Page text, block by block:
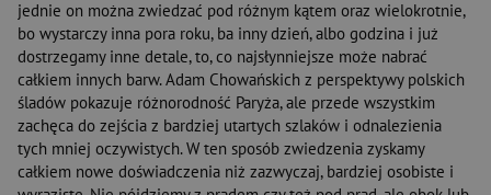
jednie on można zwiedzać pod różnym kątem oraz wielokrotnie,
bo wystarczy inna pora roku, ba inny dzień, albo godzina i już
dostrzegamy inne detale, to, co najsłynniejsze może nabrać
całkiem innych barw. Adam Chowańskich z perspektywy polskich
śladów pokazuje różnorodność Paryża, ale przede wszystkim
zachęca do zejścia z bardziej utartych szlaków i odnalezienia
tych mniej oczywistych. W ten sposób zwiedzenia zyskamy
całkiem nowe doświadczenia niż zazwyczaj, bardziej osobiste i